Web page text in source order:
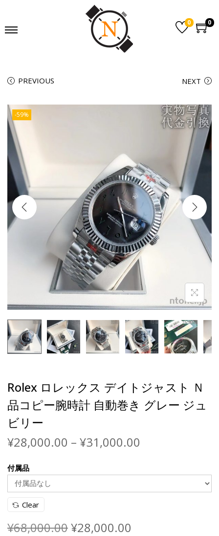
0 0
PREVIOUS NEXT
-59%
Rolex ロレックス デイトジャスト Ｎ
品コピー腕時計 自動巻き グレー ジュ
ビリー
¥28,000.00 – ¥31,000.00
付属品
Clear
¥68,000.00¥28,000.00